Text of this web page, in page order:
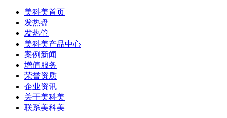
美科美首页
发热盘
发热管
美科美产品中心
案例新闻
增值服务
荣誉资质
企业资讯
关于美科美
联系美科美